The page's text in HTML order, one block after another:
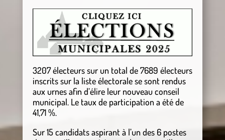
3207 électeurs sur un total de 7689 électeurs
inscrits sur la liste électorale se sont rendus
aux urnes afin d’élire leur nouveau conseil
municipal. Le taux de participation a été de
41,71 %.
Sur 15 candidats aspirant à l’un des 6 postes